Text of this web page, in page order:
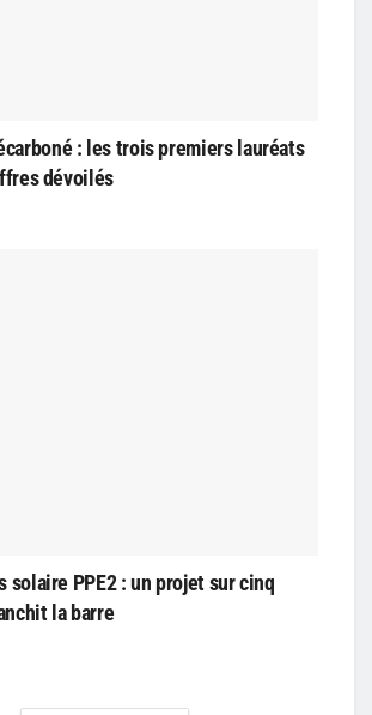
: les trois premiers lauréats
dévoilés
solaire PPE2 : un projet sur cinq
la barre